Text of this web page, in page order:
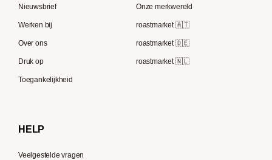
Lavazza
Berliner Kaffeerösterei
Speicherstadt Kaffee
Supremo
Moccamaster
Nieuwsbrief
Werken bij
Over ons
Druk op
Toegankelijkheid
Onze merkwereld
roastmarket 🇦🇹
roastmarket 🇩🇪
roastmarket 🇳🇱
HELP
Veelgestelde vragen